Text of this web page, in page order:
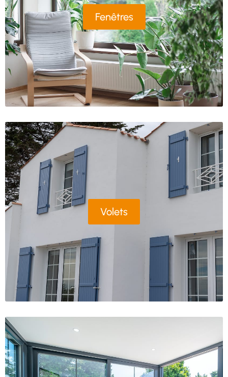
Fenêtres
Volets